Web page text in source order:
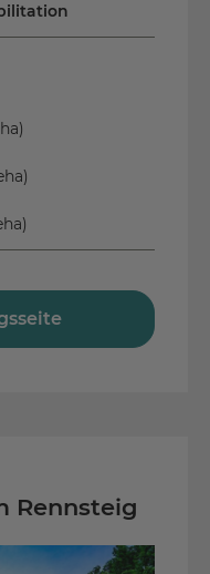
Haus
D)
Rennsteig